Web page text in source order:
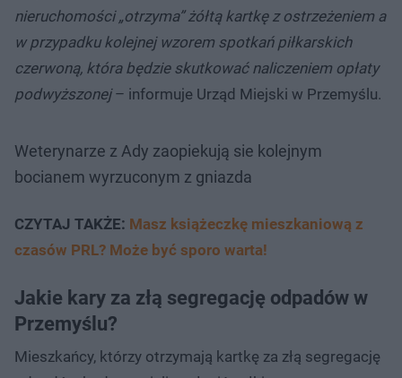
nieruchomości „otrzyma” żółtą kartkę z ostrzeżeniem a
w przypadku kolejnej wzorem spotkań piłkarskich
czerwoną, która będzie skutkować naliczeniem opłaty
podwyższonej– informuje Urząd Miejski w Przemyślu.
Weterynarze z Ady zaopiekują sie kolejnym
bocianem wyrzuconym z gniazda
CZYTAJ TAKŻE: Masz książeczkę mieszkaniową z
czasów PRL? Może być sporo warta!
Jakie kary za złą segregację odpadów w
Przemyślu?
Mieszkańcy, którzy otrzymają kartkę za złą segregację